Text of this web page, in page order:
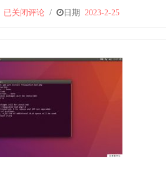
ubuntu16.04（使
get
令）
已关闭评论 / 日期 2023-2-25